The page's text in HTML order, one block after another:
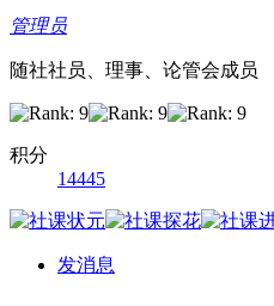
管理员
随社社员、理事、论管会成员
积分
14445
发消息